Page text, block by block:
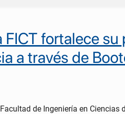
FICT fortalece
a través de
de Ingeniería en